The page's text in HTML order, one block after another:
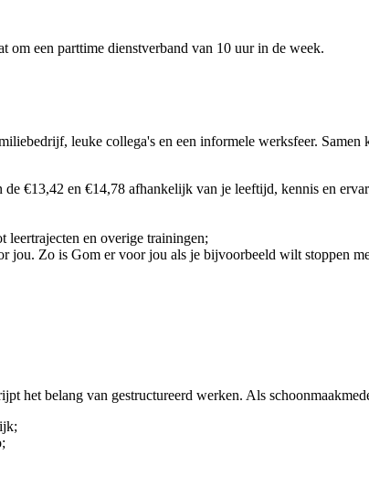
een parttime dienstverband van 10 uur in de week.
leuke collega's en een informele werksfeer.
€13,42 en €14,78 afhankelijk van je leeftijd, kennis en
leertrajecten en overige trainingen;
jou. Zo is Gom er voor jou als je bijvoorbeeld wilt stoppen
het belang van gestructureerd werken. Als